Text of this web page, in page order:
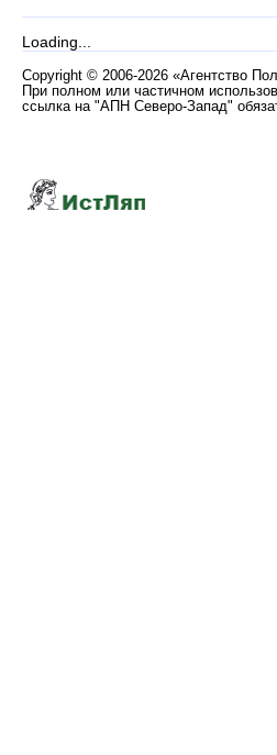
Loading...
Copyright © 2006-2026 «Агентство
При полном или частичном
ссылка на "АПН Северо-Запад"